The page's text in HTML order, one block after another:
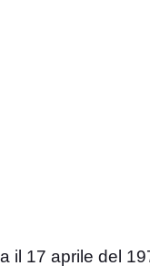
il 17 aprile del